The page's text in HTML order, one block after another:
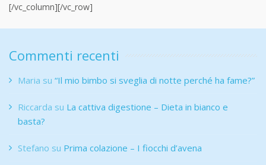
[/vc_column][/vc_row]
Commenti recenti
Maria su “Il mio bimbo si sveglia di notte perché ha fame?”
Riccarda su La cattiva digestione – Dieta in bianco e
basta?
Stefano su Prima colazione – I fiocchi d’avena